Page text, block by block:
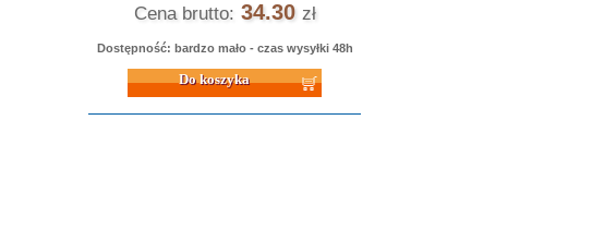
Cena brutto: 34.30 zł
Dostępność: bardzo mało - czas wysyłki 48h
Do koszyka